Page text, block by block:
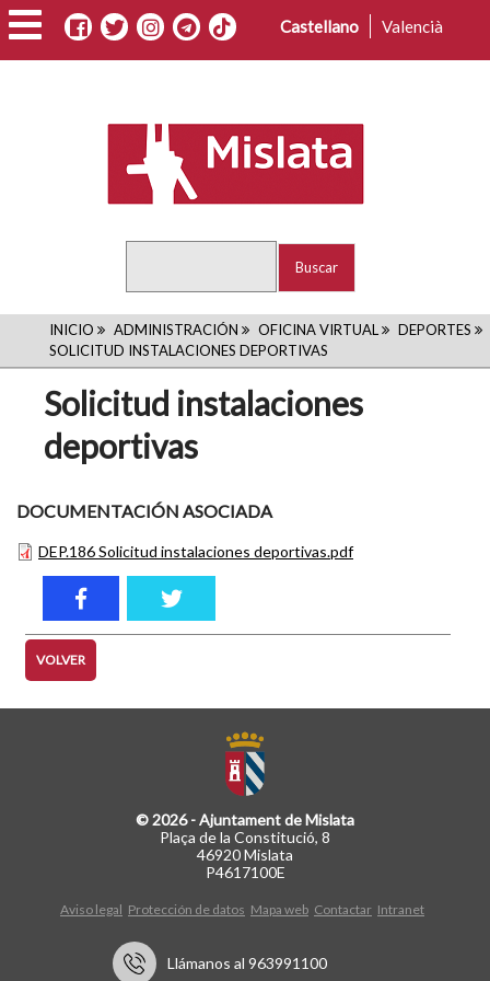
Pasar
al
contenido
Castellano Valencià
RUTA
DE
NAVEGACIÓN
INICIO ADMINISTRACIÓN OFICINA VIRTUAL
DEPORTES
SOLICITUD INSTALACIONES DEPORTIVAS
Solicitud instalaciones
deportivas
DOCUMENTACIÓN ASOCIADA
DEP.186 Solicitud instalaciones deportivas.pdf
VOLVER
© 2026 - Ajuntament de Mislata
Plaça de la Constitució, 8
46920 Mislata
P4617100E
Aviso legal Protección de datos Mapa web Contactar Intranet
Llámanos al 963991100